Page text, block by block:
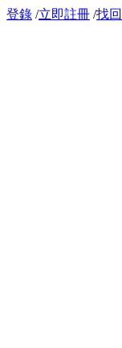
登錄 /立即註冊 /找